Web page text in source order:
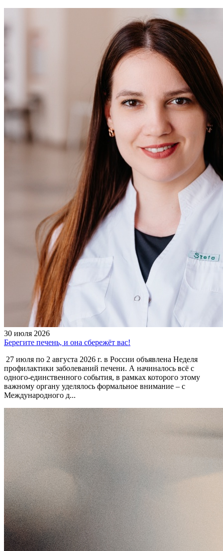
30 июля 2026
Берегите печень, и она сбережёт вас!
27 июля по 2 августа 2026 г. в России объявлена Неделя
профилактики заболеваний печени. А начиналось всё с
одного-единственного события, в рамках которого этому
важному органу уделялось формальное внимание – с
Международного д...